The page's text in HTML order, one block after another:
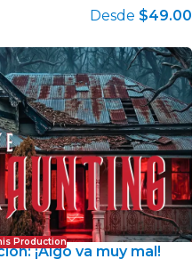
Desde $49.00
Production
¡Algo va muy mal!